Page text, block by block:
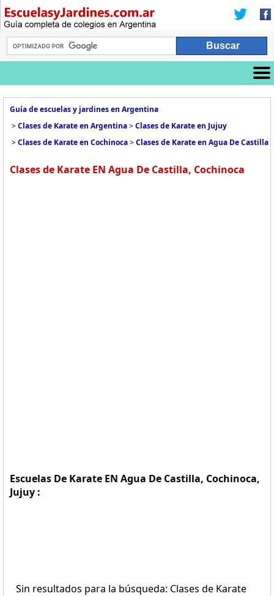
Guía de escuelas y jardines en Argentina
>Clases de Karate en Argentina>Clases de Karate en Jujuy
>Clases de Karate en Cochinoca>Clases de Karate en Agua De Castilla
Clases de Karate EN Agua De Castilla, Cochinoca
Escuelas De Karate EN Agua De Castilla, Cochinoca,
Jujuy :
Sin resultados para la búsqueda: Clases de Karate